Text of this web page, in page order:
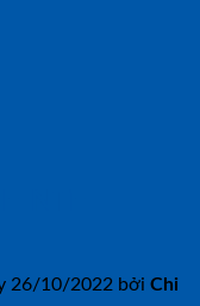
26/10/2022 bởi Chi